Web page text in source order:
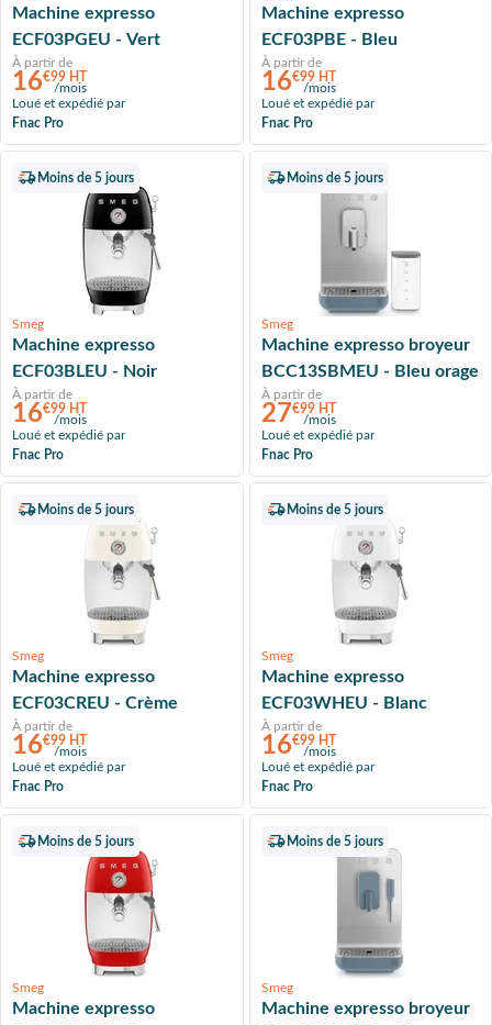
Machine expresso
ECF03PGEU - Vert
À partir de
16€99 HT
/mois
Loué et expédié par
Fnac Pro
Machine expresso
ECF03PBE - Bleu
À partir de
16€99 HT
/mois
Loué et expédié par
Fnac Pro
Moins de 5 jours
Smeg
Machine expresso
ECF03BLEU - Noir
À partir de
16€99 HT
/mois
Loué et expédié par
Fnac Pro
Moins de 5 jours
Smeg
Machine expresso broyeur
BCC13SBMEU - Bleu orage
À partir de
27€99 HT
/mois
Loué et expédié par
Fnac Pro
Moins de 5 jours
Smeg
Machine expresso
ECF03CREU - Crème
À partir de
16€99 HT
/mois
Loué et expédié par
Fnac Pro
Moins de 5 jours
Smeg
Machine expresso
ECF03WHEU - Blanc
À partir de
16€99 HT
/mois
Loué et expédié par
Fnac Pro
Moins de 5 jours
Smeg
Machine expresso
Moins de 5 jours
Smeg
Machine expresso broyeur